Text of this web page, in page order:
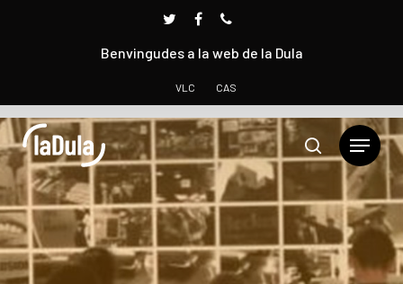
Benvingudes a la web de la Dula
VLC CAS
Prem INTRO per cercar o ESC per tancar